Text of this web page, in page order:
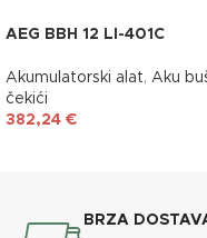
AEG BBH 12 LI-401C
Akumulatorski alat, Aku
čekići
382,24 €
BRZA